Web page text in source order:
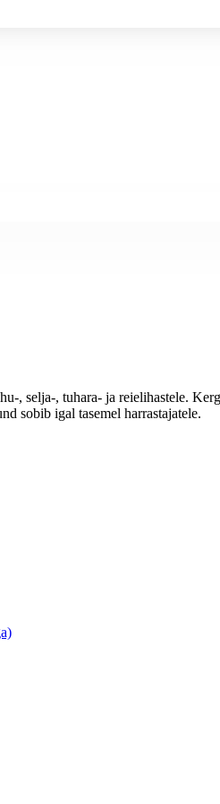
selja-, tuhara- ja reielihastele.
sobib igal tasemel harrastajatele.